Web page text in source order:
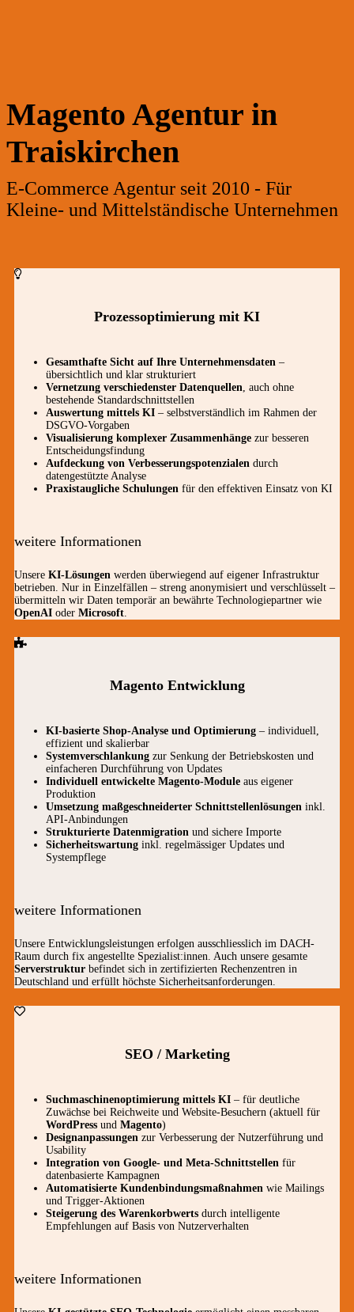
Magento Agentur in
Traiskirchen
E-Commerce Agentur seit 2010 - Für
Kleine- und Mittelständische Unternehmen
Prozessoptimierung mit KI
Gesamthafte Sicht auf Ihre Unternehmensdaten –
übersichtlich und klar strukturiert
Vernetzung verschiedenster Datenquellen, auch ohne
bestehende Standardschnittstellen
Auswertung mittels KI – selbstverständlich im Rahmen der
DSGVO-Vorgaben
Visualisierung komplexer Zusammenhänge zur besseren
Entscheidungsfindung
Aufdeckung von Verbesserungspotenzialen durch
datengestützte Analyse
Praxistaugliche Schulungen für den effektiven Einsatz von KI
weitere Informationen
Unsere KI-Lösungen werden überwiegend auf eigener Infrastruktur
betrieben. Nur in Einzelfällen – streng anonymisiert und verschlüsselt –
übermitteln wir Daten temporär an bewährte Technologiepartner wie
OpenAI oder Microsoft.
Magento Entwicklung
KI-basierte Shop-Analyse und Optimierung – individuell,
effizient und skalierbar
Systemverschlankung zur Senkung der Betriebskosten und
einfacheren Durchführung von Updates
Individuell entwickelte Magento-Module aus eigener
Produktion
Umsetzung maßgeschneiderter Schnittstellenlösungen inkl.
API-Anbindungen
Strukturierte Datenmigration und sichere Importe
Sicherheitswartung inkl. regelmässiger Updates und
Systempflege
weitere Informationen
Unsere Entwicklungsleistungen erfolgen ausschliesslich im DACH-
Raum durch fix angestellte Spezialist:innen. Auch unsere gesamte
Serverstruktur befindet sich in zertifizierten Rechenzentren in
Deutschland und erfüllt höchste Sicherheitsanforderungen.
SEO / Marketing
Suchmaschinenoptimierung mittels KI – für deutliche
Zuwächse bei Reichweite und Website-Besuchern (aktuell für
WordPress und Magento)
Designanpassungen zur Verbesserung der Nutzerführung und
Usability
Integration von Google- und Meta-Schnittstellen für
datenbasierte Kampagnen
Automatisierte Kundenbindungsmaßnahmen wie Mailings
und Trigger-Aktionen
Steigerung des Warenkorbwerts durch intelligente
Empfehlungen auf Basis von Nutzerverhalten
weitere Informationen